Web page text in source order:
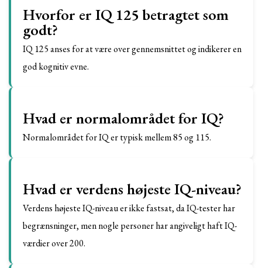
Hvorfor er IQ 125 betragtet som
godt?
IQ 125 anses for at være over gennemsnittet og indikerer en
god kognitiv evne.
Hvad er normalområdet for IQ?
Normalområdet for IQ er typisk mellem 85 og 115.
Hvad er verdens højeste IQ-niveau?
Verdens højeste IQ-niveau er ikke fastsat, da IQ-tester har
begrænsninger, men nogle personer har angiveligt haft IQ-
værdier over 200.